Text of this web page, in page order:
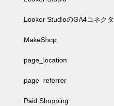
Looker StudioのGA4コネクタ
MakeShop
page_location
page_referrer
Paid Shopping